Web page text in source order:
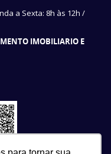
a Sexta: 8h às 12h /
IMOBILIARIO E